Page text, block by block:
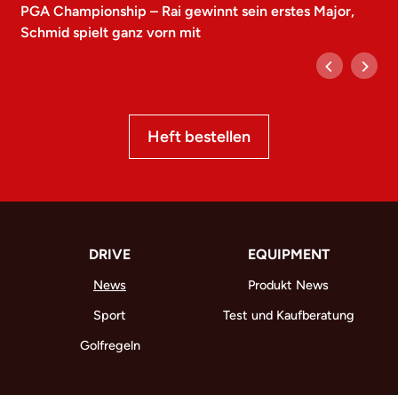
PGA Championship – Rai gewinnt sein erstes Major,
Schmid spielt ganz vorn mit
Heft bestellen
DRIVE
News
Sport
Golfregeln
EQUIPMENT
Produkt News
Test und Kaufberatung